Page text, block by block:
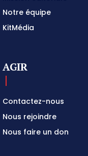
Notre équipe
KitMédia
AGIR
Contactez-nous
Nous rejoindre
Nous faire un don